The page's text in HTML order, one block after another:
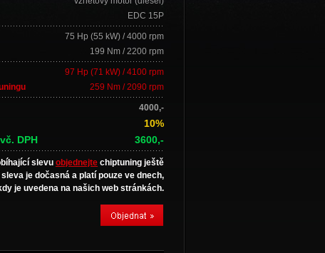
EDC 15P
75 Hp (55 kW) / 4000 rpm
199 Nm / 2200 rpm
97 Hp (71 kW) / 4100 rpm
259 Nm / 2090 rpm
4000,-
10%
DPH
3600,-
slevu objednejte chiptuning ještě
je dočasná a platí pouze ve dnech,
je uvedena na našich web stránkách.